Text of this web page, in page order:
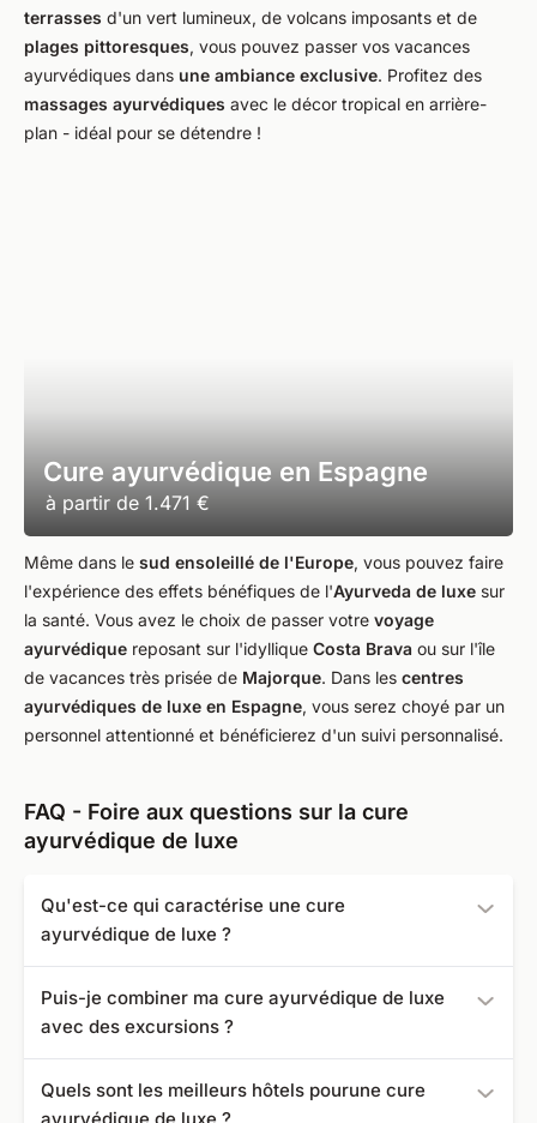
terrasses d'un vert lumineux, de volcans imposants et de
plages pittoresques, vous pouvez passer vos vacances
ayurvédiques dans une ambiance exclusive. Profitez des
massages ayurvédiques avec le décor tropical en arrière-
plan - idéal pour se détendre !
Cure ayurvédique en Espagne
à partir de 1.471 €
Même dans le sud ensoleillé de l'Europe, vous pouvez faire
l'expérience des effets bénéfiques de l'Ayurveda de luxe sur
la santé. Vous avez le choix de passer votre voyage
ayurvédique reposant sur l'idyllique Costa Brava ou sur l'île
de vacances très prisée de Majorque. Dans les centres
ayurvédiques de luxe en Espagne, vous serez choyé par un
personnel attentionné et bénéficierez d'un suivi personnalisé.
FAQ - Foire aux questions sur la cure
ayurvédique de luxe
Qu'est-ce qui caractérise une cure
ayurvédique de luxe ?
grande intimité avec de vastes jardins, une plage privée
et des retraites pittoresques. Les chambres sont très
spacieuses et luxueusement équipées. Les repas
ayurvédiques sont préparés à un niveau 5 étoiles par
Puis-je combiner ma cure ayurvédique de luxe
avec des excursions ?
excursions pendant votre cure ayurvédique de luxe. Pour
Quels sont les meilleurs hôtels pourune cure